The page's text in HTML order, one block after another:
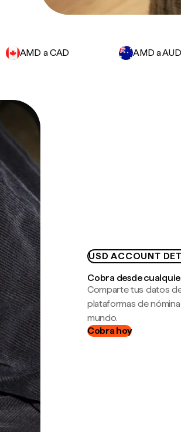
AMD a CAD AMD a AUD
USD ACCOUNT
Cobra desde
Comparte tus datos
plataformas de
mundo.
Cobra hoy